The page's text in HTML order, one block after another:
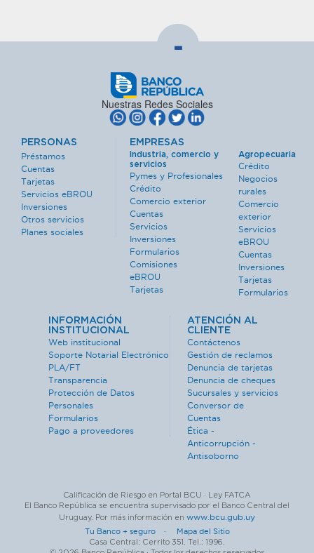
-
Nuestras Redes Sociales
PERSONAS
Préstamos
Cuentas
Tarjetas
Servicios eBROU
Inversiones
Otros servicios
Planes sociales
EMPRESAS
Industria, comercio y
servicios
Pymes y Profesionales
Crédito
Comercio exterior
Cuentas
Servicios
Inversiones
Formularios
Comisiones
eBROU
Tarjetas
Agropecuaria
Crédito
Negocios
rurales
Comercio
exterior
Servicios
eBROU
Cuentas
Inversiones
Tarjetas
Formularios
INFORMACIÓN
INSTITUCIONAL
Web institucional
Soporte Notarial Electrónico
PLA/FT
Transparencia
Protección de Datos
Personales
Formularios
Pago a proveedores
ATENCIÓN AL
CLIENTE
Contáctenos
Gestión de reclamos
Denuncia de tarjetas
Denuncia de cheques
Sucursales y servicios
Conversor de
Cuentas
Ética -
Anticorrupción -
Antisoborno
Calificación de Riesgo en Portal BCU · Ley FATCA
El Banco República se encuentra supervisado por el Banco Central del
Uruguay. Por más información en www.bcu.gub.uy
Tu Banco + seguro · Mapa del Sitio
Casa Central: Cerrito 351. Tel.: 1996.